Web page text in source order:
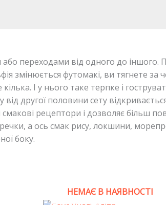
переходами від одного до іншого.
змінюється футомакі, ви тягнете за
І у нього таке терпке і
другої половини сету
рецептори і дозволяє більш
а ось смак рису, локшини,
боку.
НЕМАЄ В НАЯВНОСТІ